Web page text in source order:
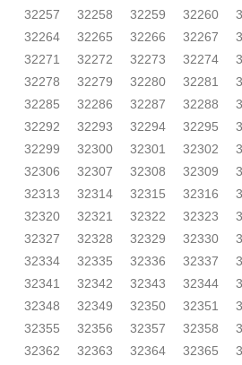
32257
32258 32259 32260
32264
32265 32266 32267
32271
32272 32273 32274
32278
32279 32280 32281
32285
32286 32287 32288
32292
32293 32294 32295
32299
32300 32301 32302
32306
32307 32308 32309
32313
32314 32315 32316
32320
32321 32322 32323
32327
32328 32329 32330
32334
32335 32336 32337
32341
32342 32343 32344
32348
32349 32350 32351
32355
32356 32357 32358
32362
32363 32364 32365